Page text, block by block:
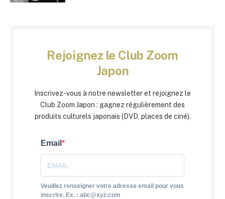
Rejoignez le Club Zoom
Japon
Inscrivez-vous à notre newsletter et rejoignez le
Club Zoom Japon : gagnez régulièrement des
produits culturels japonais (DVD, places de ciné).
Email
Veuillez renseigner votre adresse email pour vous
inscrire. Ex. : abc@xyz.com